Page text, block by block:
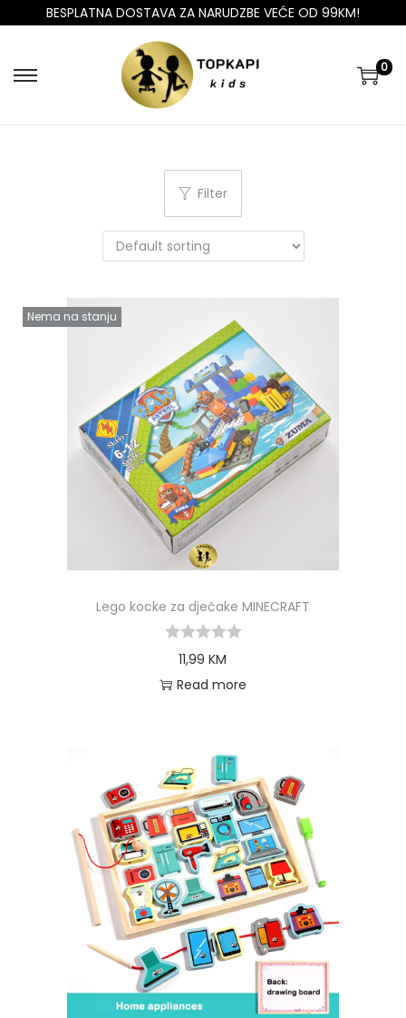
BESPLATNA DOSTAVA ZA NARUDZBE VEĆE OD 99KM!
0
Filter
Nema na stanju
Lego kocke za dječake MINECRAFT
11,99KM
Read more